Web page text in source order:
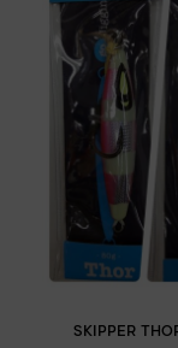
SKIPPER